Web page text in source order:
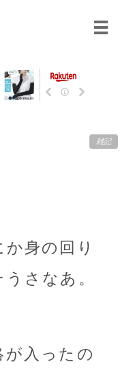
雑記
身の回り
さなあ。
入ったの